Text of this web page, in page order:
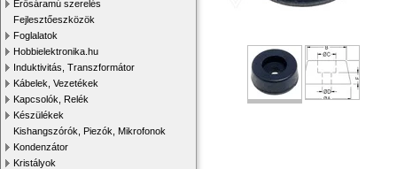
Erősáramú szerelés
Fejlesztőeszközök
Foglalatok
Hobbielektronika.hu
Induktivitás, Transzformátor
Kábelek, Vezetékek
Kapcsolók, Relék
Készülékek
Kishangszórók, Piezók, Mikrofonok
Kondenzátor
Kristályok